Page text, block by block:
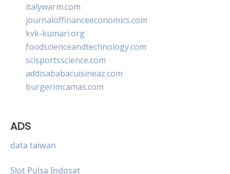
italywarm.com
journaloffinanceeconomics.com
kvk-kumari.org
foodscienceandtechnology.com
scisportsscience.com
addisababacuisineaz.com
burgerimcamas.com
ADS
data taiwan
Slot Pulsa Indosat